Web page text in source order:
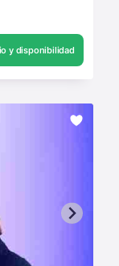
y disponibilidad